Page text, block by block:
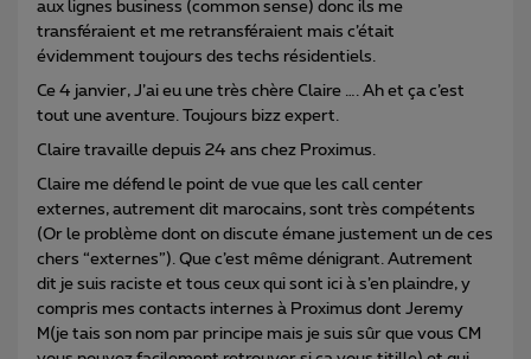
aux lignes business (common sense) donc ils me
transféraient et me retransféraient mais c’était
évidemment toujours des techs résidentiels.
Ce 4 janvier, J’ai eu une très chère Claire …. Ah et ça c’est
tout une aventure. Toujours bizz expert.
Claire travaille depuis 24 ans chez Proximus.
Claire me défend le point de vue que les call center
externes, autrement dit marocains, sont très compétents
(Or le problème dont on discute émane justement un de ces
chers “externes”). Que c’est même dénigrant. Autrement
dit je suis raciste et tous ceux qui sont ici à s’en plaindre, y
compris mes contacts internes à Proximus dont Jeremy
M(je tais son nom par principe mais je suis sûr que vous CM